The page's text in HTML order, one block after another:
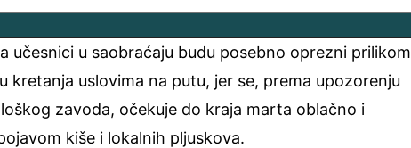
učesnici u saobraćaju budu posebno oprezni prilikom
kretanja uslovima na putu, jer se, prema upozorenju
zavoda, očekuje do kraja marta oblačno i
kiše i lokalnih pljuskova.